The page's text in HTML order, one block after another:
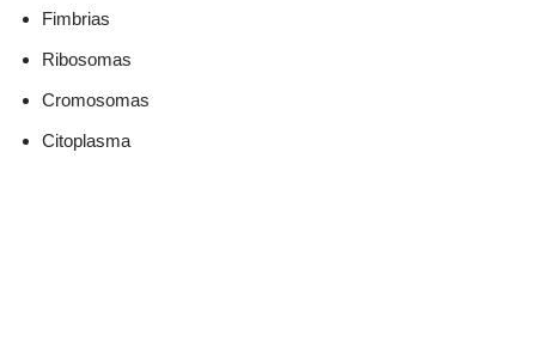
Fimbrias
Ribosomas
Cromosomas
Citoplasma